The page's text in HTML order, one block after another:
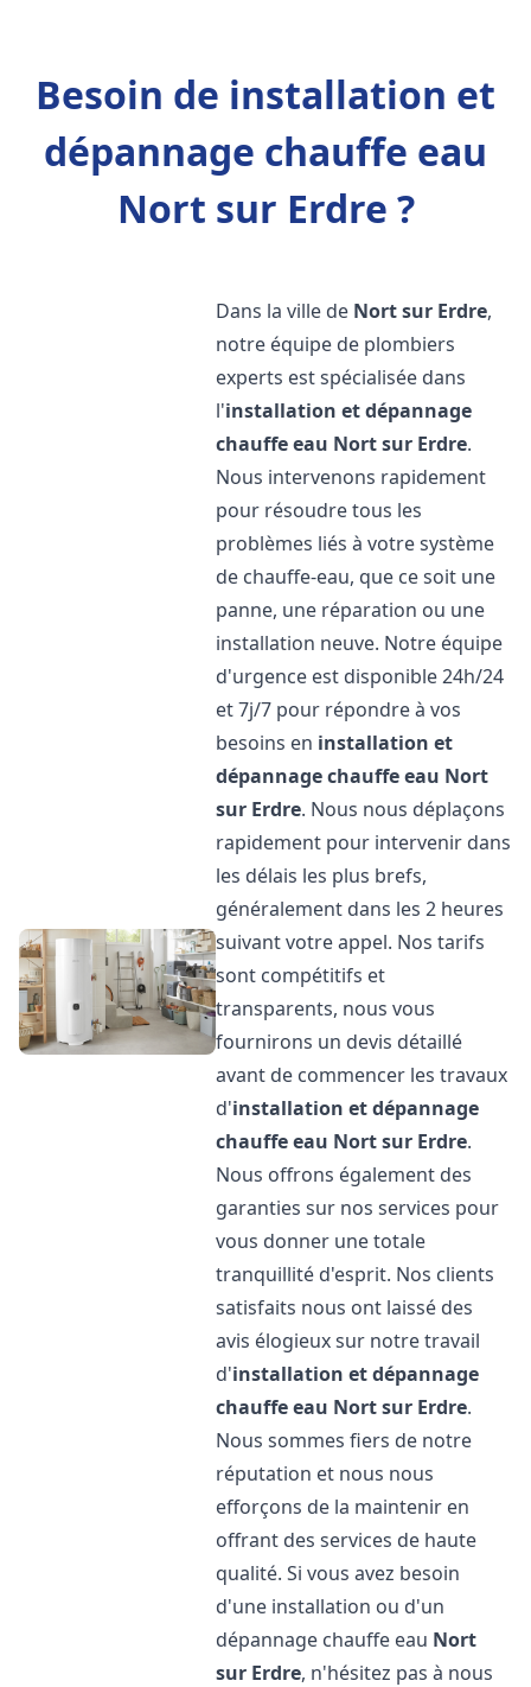
Besoin de installation et
dépannage chauffe eau
Nort sur Erdre ?
Dans la ville de Nort sur Erdre,
notre équipe de plombiers
experts est spécialisée dans
l'installation et dépannage
chauffe eau Nort sur Erdre.
Nous intervenons rapidement
pour résoudre tous les
problèmes liés à votre système
de chauffe-eau, que ce soit une
panne, une réparation ou une
installation neuve. Notre équipe
d'urgence est disponible 24h/24
et 7j/7 pour répondre à vos
besoins en installation et
dépannage chauffe eau Nort
sur Erdre. Nous nous déplaçons
rapidement pour intervenir dans
les délais les plus brefs,
généralement dans les 2 heures
suivant votre appel. Nos tarifs
sont compétitifs et
transparents, nous vous
fournirons un devis détaillé
avant de commencer les travaux
d'installation et dépannage
chauffe eau Nort sur Erdre.
Nous offrons également des
garanties sur nos services pour
vous donner une totale
tranquillité d'esprit. Nos clients
satisfaits nous ont laissé des
avis élogieux sur notre travail
d'installation et dépannage
chauffe eau Nort sur Erdre.
Nous sommes fiers de notre
réputation et nous nous
efforçons de la maintenir en
offrant des services de haute
qualité. Si vous avez besoin
d'une installation ou d'un
dépannage chauffe eau Nort
sur Erdre, n'hésitez pas à nous